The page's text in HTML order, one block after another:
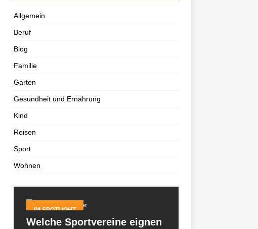
Allgemein
Beruf
Blog
Familie
Garten
Gesundheit und Ernährung
Kind
Reisen
Sport
Wohnen
IM SPOTLIGHT
Welche Sportvereine eignen